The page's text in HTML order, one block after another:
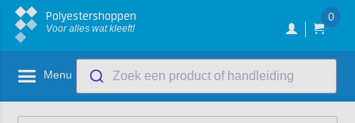
Polyestershoppen
Voor alles wat kleeft!
0
Menu Zoek een product of handleiding